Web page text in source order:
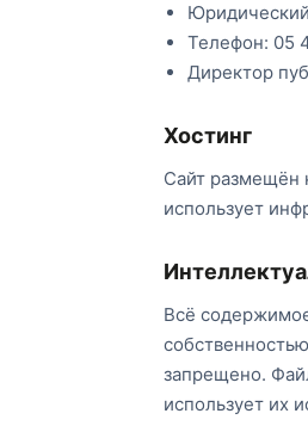
Телефон: 05
Директор
Хостинг
Сайт размещён
использует
Всё
запрещено.
использует их